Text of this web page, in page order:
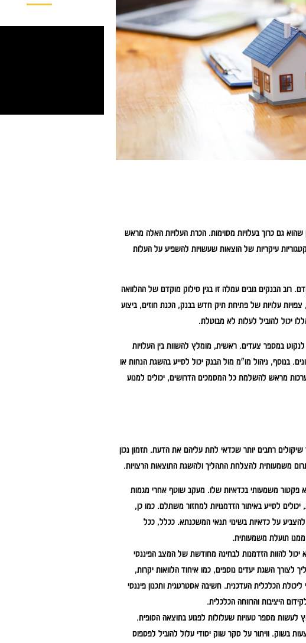
גם כרוך בעלויות מסוימות. הכרת העלויות האלה מראש
עיקריות של הוצאות שעשויות להשפיע על העלות
רוב הבנקים גובים עמלה זו בגין סילוק מוקדם של ההלוואה
עלויות של פתיחת תיק חדש בבנק, הכנת חוזים, ביצוע
יכול להוביל לעלות לא מבוטלת.
במספר צעדים. ראשית, מומלץ להשוות בין העלויות
בנוסף, ניהול מו"מ מול הבנק יכול לסייע בהשגת הנחות או
מראש להשלמת כל המסמכים הדרושים, יכולים למנוע
רחבים יותר שכדאי לתת עליהם את הדעת. תזמון נכון
משמעותית להצלחת התהליך ולהשגת התוצאות הרצויות.
פקטור משמעותי בכדאיות שלו. מעקב שוטף אחרי מגמות
לסייע באיתור הזדמנויות למחזור משתלם. כמו כן,
להצביע על כדאיות בשינוי תנאי המשכנתא. ככלל, ככל
ממנו תועלת משמעותית.
להוות הזדמנות לבחינה מחודשת של המצב הפיננסי
השגת יעדים נוספים, כמו איחוד הלוואות יקרות,
הכלכלית העדכנית. חשיבה אסטרטגית ותכנון פיננסי
היציבות והרווחה הכלכלית.
לעשות מספר טעויות שעלולות לפגוע בתוצאה הסופית.
בשוק. וויתור על סקר שוק יסודי עלול להוביל לפספוס